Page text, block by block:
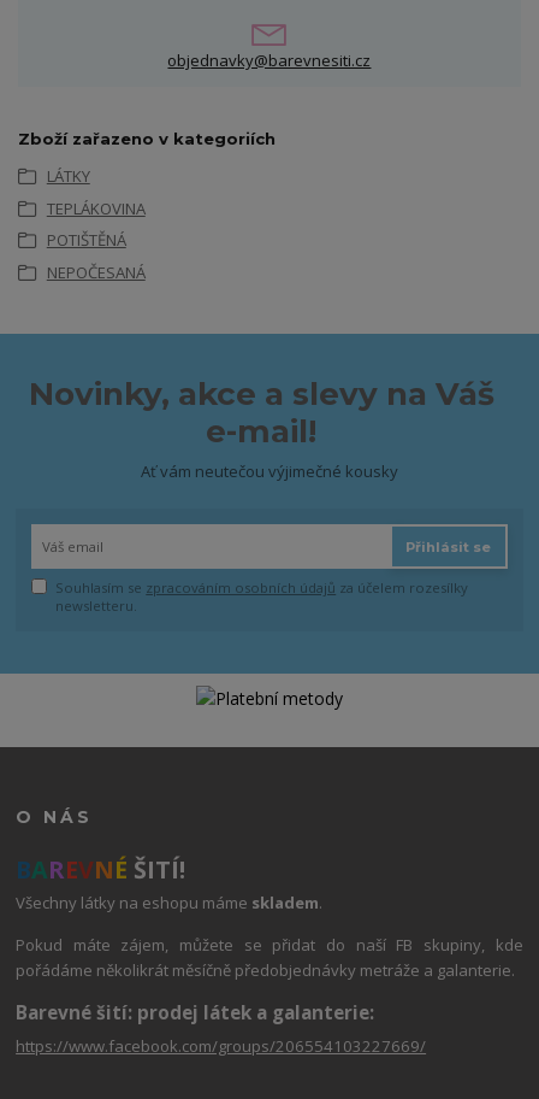
objednavky@barevnesiti.cz
Zboží zařazeno v kategoriích
LÁTKY
TEPLÁKOVINA
POTIŠTĚNÁ
NEPOČESANÁ
Novinky, akce a slevy na Váš
e-mail!
Ať vám neutečou výjimečné kousky
Přihlásit se
Souhlasím se zpracováním osobních údajů za účelem rozesílky
newsletteru.
O NÁS
BAREVNÉ ŠITÍ!
Všechny látky na eshopu máme skladem.
Pokud máte zájem, můžete se přidat do naší FB skupiny, kde
pořádáme několikrát měsíčně předobjednávky metráže a galanterie.
Barevné šití: prodej látek a galanterie:
https://www.facebook.com/groups/206554103227669/